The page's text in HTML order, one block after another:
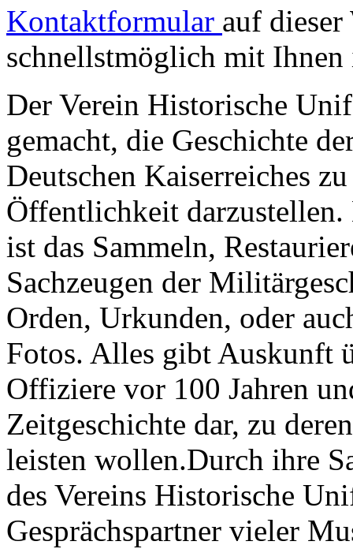
Kontaktformular auf dieser
schnellstmöglich mit Ihnen
Der Verein Historische
gemacht, die Geschichte
Deutschen Kaiserreiches
Öffentlichkeit
ist das Sammeln,
Sachzeugen der
Orden, Urkunden, oder
Fotos. Alles gibt Auskunft
Offiziere vor 100 Jahren
Zeitgeschichte dar, zu
leisten wollen.Durch ihre
des Vereins Historische
Gesprächspartner vieler